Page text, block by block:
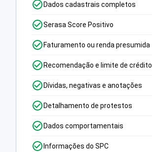
Dados cadastrais completos
Serasa Score Positivo
Faturamento ou renda presumida
Recomendação e limite de crédito
Dívidas, negativas e anotações
Detalhamento de protestos
Dados comportamentais
Informações do SPC